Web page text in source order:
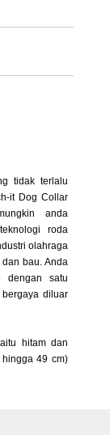
tidak terlalu
it Dog Collar
anda
roda
olahraga
bau. Anda
dengan satu
diluar
hitam dan
49 cm)